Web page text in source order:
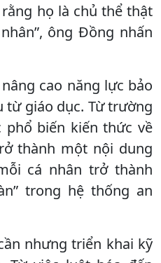
họ là chủ thể thật
ông Đồng nhấn
cao năng lực bảo
từ giáo dục. Từ trường
phổ biến kiến thức về
thành một nội dung
cá nhân trở thành
trong hệ thống an
nhưng triển khai kỹ